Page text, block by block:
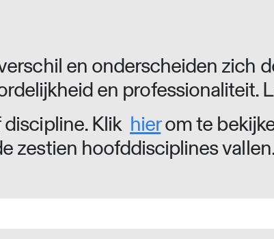
en onderscheiden zich
en professionaliteit.
Klik hierom te
zestien hoofddisciplines